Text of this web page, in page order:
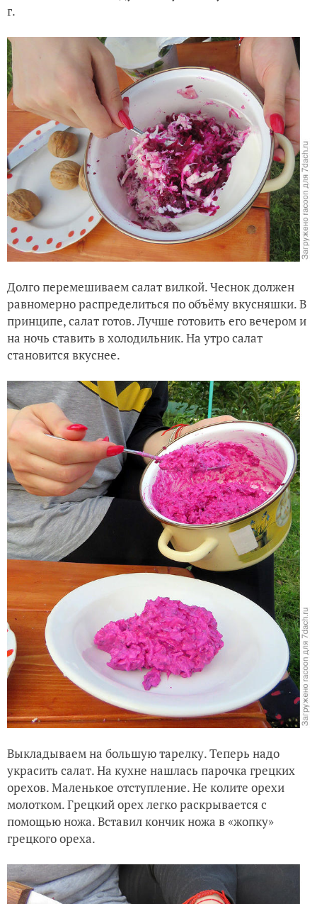
г.
Долго перемешиваем салат вилкой. Чеснок должен
равномерно распределиться по объёму вкусняшки. В
принципе, салат готов. Лучше готовить его вечером и
на ночь ставить в холодильник. На утро салат
становится вкуснее.
Выкладываем на большую тарелку. Теперь надо
украсить салат. На кухне нашлась парочка грецких
орехов. Маленькое отступление. Не колите орехи
молотком. Грецкий орех легко раскрывается с
помощью ножа. Вставил кончик ножа в «жопку»
грецкого ореха.